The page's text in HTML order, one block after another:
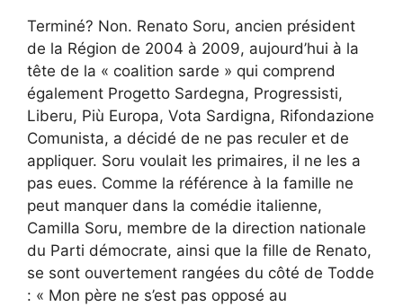
Terminé? Non. Renato Soru, ancien président
de la Région de 2004 à 2009, aujourd’hui à la
tête de la « coalition sarde » qui comprend
également Progetto Sardegna, Progressisti,
Liberu, Più Europa, Vota Sardigna, Rifondazione
Comunista, a décidé de ne pas reculer et de
appliquer. Soru voulait les primaires, il ne les a
pas eues. Comme la référence à la famille ne
peut manquer dans la comédie italienne,
Camilla Soru, membre de la direction nationale
du Parti démocrate, ainsi que la fille de Renato,
se sont ouvertement rangées du côté de Todde
: « Mon père ne s’est pas opposé au